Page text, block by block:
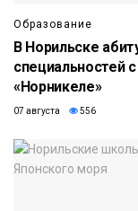
Образование
В Норильске
специальностей
«Норникеле»
07 августа 556